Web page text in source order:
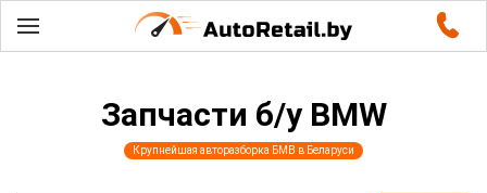
Запчасти б/у BMW
Крупнейшая авторазборка БМВ в Беларуси